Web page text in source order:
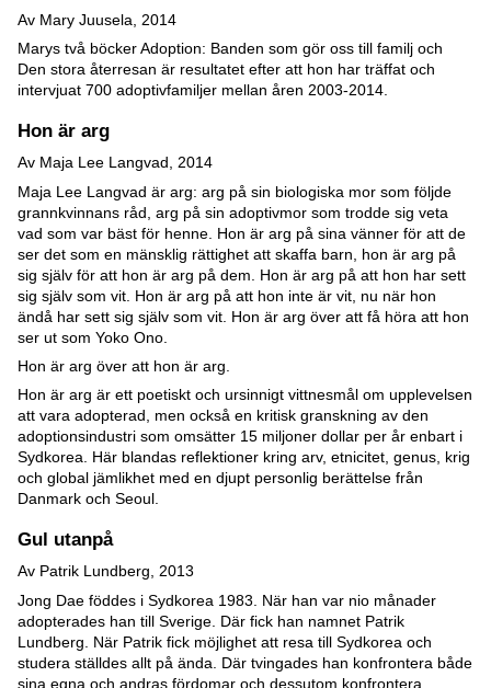
Av Mary Juusela, 2014
Marys två böcker Adoption: Banden som gör oss till familj och
Den stora återresan är resultatet efter att hon har träffat och
intervjuat 700 adoptivfamiljer mellan åren 2003-2014.
Hon är arg
Av Maja Lee Langvad, 2014
Maja Lee Langvad är arg: arg på sin biologiska mor som följde
grannkvinnans råd, arg på sin adoptivmor som trodde sig veta
vad som var bäst för henne. Hon är arg på sina vänner för att de
ser det som en mänsklig rättighet att skaffa barn, hon är arg på
sig själv för att hon är arg på dem. Hon är arg på att hon har sett
sig själv som vit. Hon är arg på att hon inte är vit, nu när hon
ändå har sett sig själv som vit. Hon är arg över att få höra att hon
ser ut som Yoko Ono.
Hon är arg över att hon är arg.
Hon är arg är ett poetiskt och ursinnigt vittnesmål om upplevelsen
att vara adopterad, men också en kritisk granskning av den
adoptionsindustri som omsätter 15 miljoner dollar per år enbart i
Sydkorea. Här blandas reflektioner kring arv, etnicitet, genus, krig
och global jämlikhet med en djupt personlig berättelse från
Danmark och Seoul.
Gul utanpå
Av Patrik Lundberg, 2013
Jong Dae föddes i Sydkorea 1983. När han var nio månader
adopterades han till Sverige. Där fick han namnet Patrik
Lundberg. När Patrik fick möjlighet att resa till Sydkorea och
studera ställdes allt på ända. Där tvingades han konfrontera både
sina egna och andras fördomar och dessutom konfrontera